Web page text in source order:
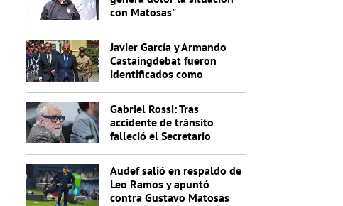
con Matosas"
Javier García y Armando
Castaingdebat fueron
identificados como
Gabriel Rossi: Tras
accidente de tránsito
falleció el Secretario
Audef salió en respaldo de
Leo Ramos y apuntó
contra Gustavo Matosas